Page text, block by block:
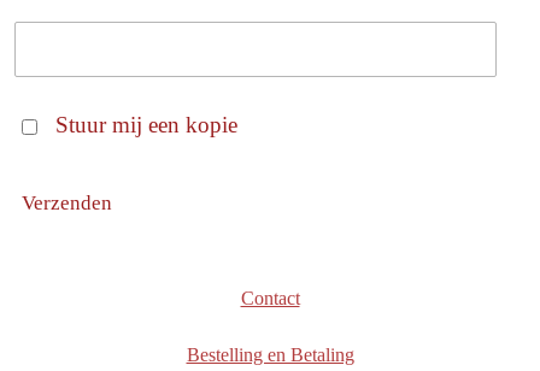
Stuur mij een kopie
Verzenden
Contact
Bestelling en Betaling